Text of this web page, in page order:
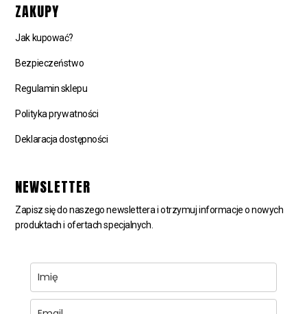
ZAKUPY
Jak kupować?
Bezpieczeństwo
Regulamin sklepu
Polityka prywatności
Deklaracja dostępności
NEWSLETTER
Zapisz się do naszego newslettera i otrzymuj informacje o nowych
produktach i ofertach specjalnych.